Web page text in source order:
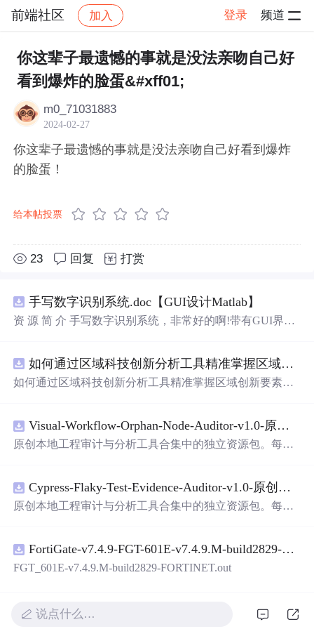
前端社区 加入 登录 频道
社区 前端社区 感慨 帖子详情
你这辈子最遗憾的事就是没法亲吻自己好
看到爆炸的脸蛋&#xff01;
m0_71031883
2024-02-27
你这辈子最遗憾的事就是没法亲吻自己好看到爆炸
的脸蛋！
给本帖投票
23 回复 打赏
手写数字识别系统.doc【GUI设计Matlab】
资 源 简 介 手写数字识别系统，非常好的啊!带有GUI界
带有直观的图形用户界面（GUI），非常容易使用。你只
需要将手写数字输入系统，它将立即给出准确的识别结
是一个非常方便和实用的工具，你一定会喜欢它的！
如何通过区域科技创新分析工具精准掌握区域创新要素分布与产业链融合现状？.docx
如何通过区域科技创新分析工具精准掌握区域创新要素分
Visual-Workflow-Orphan-Node-Auditor-v1.0-原创源码与文档.zip
原创本地工程审计与分析工具合集中的独立资源包。每个
README、运行说明、功能清单、MIT License及原创与授
权声明。解压后进入project目录，执行npm test验证算法，
目源码、Logo、官方截图、论文、生产日志或其他受限素
材。适合前端开发、AI应用工程、测试审计和课程实践。
Cypress-Flaky-Test-Evidence-Auditor-v1.0-原创源码与文档.zip
原创本地工程审计与分析工具合集中的独立资源包。每个
README、运行说明、功能清单、MIT License及原创与授
权声明。解压后进入project目录，执行npm test验证算法，
目源码、Logo、官方截图、论文、生产日志或其他受限素
材。适合前端开发、AI应用工程、测试审计和课程实践。
FortiGate-v7.4.9-FGT-601E-v7.4.9.M-build2829-FORTINET.out
FGT_601E-v7.4.9.M-build2829-FORTINET.out
说点什么…